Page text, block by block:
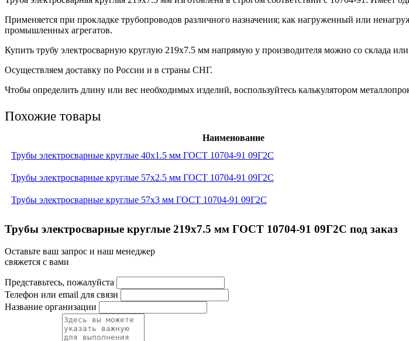
Применяется при прокладке трубопроводов различного назначения; как нагруженный или
промышленных агрегатов.
Купить трубу электросварную круглую 219х7.5 мм напрямую у производителя можно со склада или
Осуществляем доставку по России и в страны СНГ.
Чтобы определить длину или вес необходимых изделий, воспользуйтесь калькулятором
Похожие товары
Наименование
Трубы электросварные круглые 40x1.5 мм ГОСТ 10704-91 09Г2С
Трубы электросварные круглые 57x2.5 мм ГОСТ 10704-91 09Г2С
Трубы электросварные круглые 57x3 мм ГОСТ 10704-91 09Г2С
Трубы электросварные круглые 219x7.5 мм ГОСТ 10704-91 09Г2С под заказ
Оставьте ваш запрос и наш менеджер
свяжется с вами
Представьтесь, пожалуйста
Телефон или email для связи
Название организации